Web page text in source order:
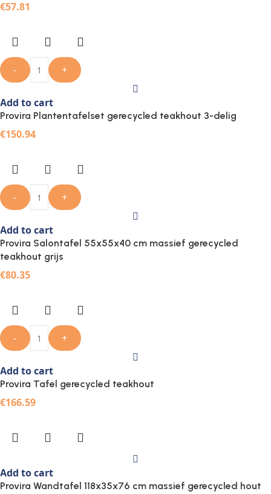
€57.81
- +
Add to cart
Provira Plantentafelset gerecycled teakhout 3-delig
€150.94
- +
Add to cart
Provira Salontafel 55x55x40 cm massief gerecycled
teakhout grijs
€80.35
- +
Add to cart
Provira Tafel gerecycled teakhout
€166.59
Add to cart
Provira Wandtafel 118x35x76 cm massief gerecycled hout